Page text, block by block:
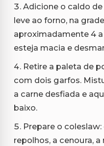
Adicione o caldo
leve ao forno, na
aproximadamente 4
esteja macia e
Retire a paleta de
com dois garfos.
a carne desfiada e
baixo.
Prepare o
repolhos, a cenoura,